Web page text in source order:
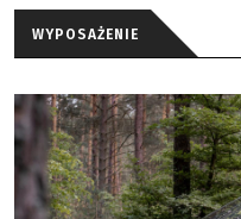
WYPOSAŻENIE